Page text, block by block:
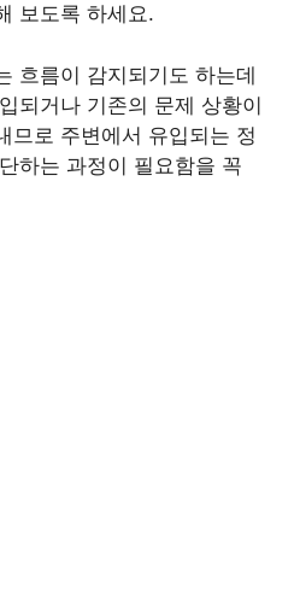
보도록 하세요.
흐름이 감지되기도 하는데
되거나 기존의 문제 상황이
므로 주변에서 유입되는 정
하는 과정이 필요함을 꼭